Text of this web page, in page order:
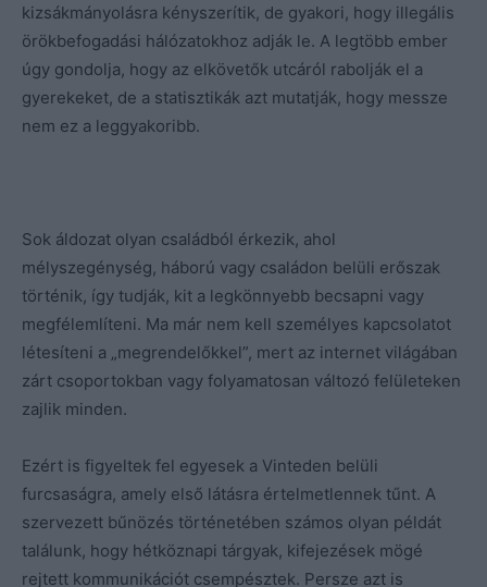
kizsákmányolásra kényszerítik, de gyakori, hogy illegális
örökbefogadási hálózatokhoz adják le. A legtöbb ember
úgy gondolja, hogy az elkövetők utcáról rabolják el a
gyerekeket, de a statisztikák azt mutatják, hogy messze
nem ez a leggyakoribb.
Sok áldozat olyan családból érkezik, ahol
mélyszegénység, háború vagy családon belüli erőszak
történik, így tudják, kit a legkönnyebb becsapni vagy
megfélemlíteni. Ma már nem kell személyes kapcsolatot
létesíteni a „megrendelőkkel”, mert az internet világában
zárt csoportokban vagy folyamatosan változó felületeken
zajlik minden.
Ezért is figyeltek fel egyesek a Vinteden belüli
furcsaságra, amely első látásra értelmetlennek tűnt. A
szervezett bűnözés történetében számos olyan példát
találunk, hogy hétköznapi tárgyak, kifejezések mögé
rejtett kommunikációt csempésztek. Persze azt is